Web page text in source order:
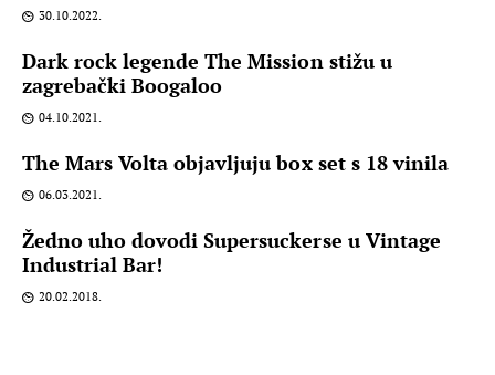
30.10.2022.
Dark rock legende The Mission stižu u
zagrebački Boogaloo
04.10.2021.
The Mars Volta objavljuju box set s 18 vinila
06.03.2021.
Žedno uho dovodi Supersuckerse u Vintage
Industrial Bar!
20.02.2018.